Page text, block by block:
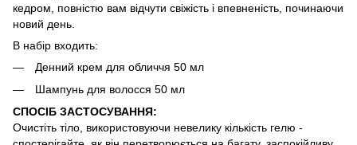
кедром, повністю вам відчути свіжість і впевненість, починаючи
новий день.
В набір входить:
Денний крем для обличчя 50 мл
Шампунь для волосся 50 мл
СПОСІБ ЗАСТОСУВАННЯ:
Очистіть тіло, використовуючи невелику кількість гелю -